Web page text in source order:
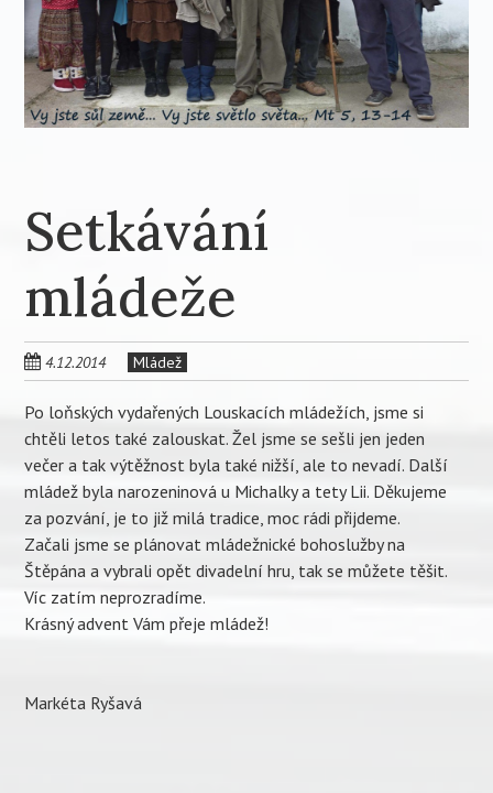
Setkávání
mládeže
4.12.2014 Mládež
Po loňských vydařených Louskacích mládežích, jsme si
chtěli letos také zalouskat. Žel jsme se sešli jen jeden
večer a tak výtěžnost byla také nižší, ale to nevadí. Další
mládež byla narozeninová u Michalky a tety Lii. Děkujeme
za pozvání, je to již milá tradice, moc rádi přijdeme.
Začali jsme se plánovat mládežnické bohoslužby na
Štěpána a vybrali opět divadelní hru, tak se můžete těšit.
Víc zatím neprozradíme.
Krásný advent Vám přeje mládež!
Markéta Ryšavá